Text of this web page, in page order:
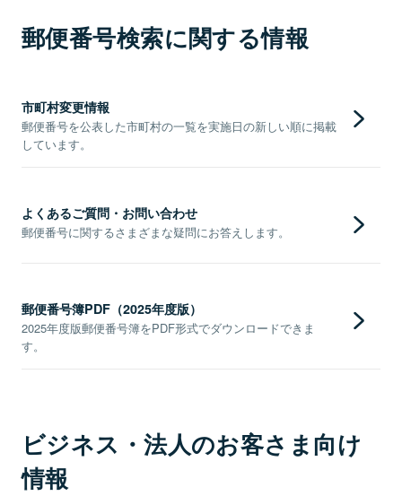
郵便番号検索に関する情報
市町村変更情報
郵便番号を公表した市町村の一覧を実施日の新しい順に掲載
しています。
よくあるご質問・お問い合わせ
郵便番号に関するさまざまな疑問にお答えします。
郵便番号簿PDF（2025年度版）
2025年度版郵便番号簿をPDF形式でダウンロードできま
す。
ビジネス・法人のお客さま向け
情報